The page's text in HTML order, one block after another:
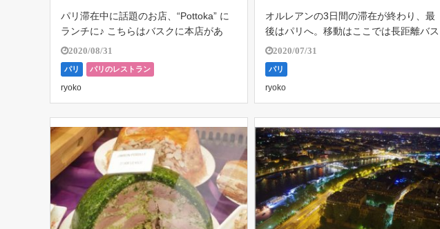
パリ滞在中に話題のお店、“Pottoka” に
ランチに♪ こちらはバスクに本店があ
る、本格バスク料理のレストラン。ネッ
トでチェックして美味しそう～！と以前
から気になっていたお店。 12:00に予約
を入れて訪問。既に結構な […]
2020/08/31
パリ パリのレストラン
ryoko
オルレアンの3日間の滞在が終わり、最
後はパリへ。移動はここでは長距離バス
を使ってみた。ネットで予約したチケッ
トがうまく表示されず、交渉虚しくもう
一度チケット代を払わされてしまった💦
そういうこともある。良い勉強！ ホテ
ル […]
2020/07/31
パリ
ryoko